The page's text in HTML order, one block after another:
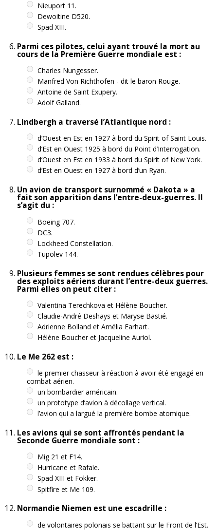
Nieuport 11.
Dewoitine D520.
Spad XIII.
Parmi ces pilotes, celui ayant trouvé la mort au
cours de la Première Guerre mondiale est :
Charles Nungesser.
Manfred Von Richthofen - dit le baron Rouge.
Antoine de Saint Exupery.
Adolf Galland.
Lindbergh a traversé l’Atlantique nord :
d’Ouest en Est en 1927 à bord du Spirit of Saint Louis.
d’Est en Ouest 1925 à bord du Point d’Interrogation.
d’Ouest en Est en 1933 à bord du Spirit of New York.
d’Est en Ouest en 1927 à bord d’un Ryan.
Un avion de transport surnommé « Dakota » a
fait son apparition dans l’entre-deux-guerres. Il
s’agit du :
Boeing 707.
DC3.
Lockheed Constellation.
Tupolev 144.
Plusieurs femmes se sont rendues célèbres pour
des exploits aériens durant l’entre-deux guerres.
Parmi elles on peut citer :
Valentina Terechkova et Hélène Boucher.
Claudie-André Deshays et Maryse Bastié.
Adrienne Bolland et Amélia Earhart.
Hélène Boucher et Jacqueline Auriol.
Le Me 262 est :
le premier chasseur à réaction à avoir été engagé en
combat aérien.
un bombardier américain.
un prototype d’avion à décollage vertical.
l’avion qui a largué la première bombe atomique.
Les avions qui se sont affrontés pendant la
Seconde Guerre mondiale sont :
Mig 21 et F14.
Hurricane et Rafale.
Spad XIII et Fokker.
Spitfire et Me 109.
Normandie Niemen est une escadrille :
de volontaires polonais se battant sur le Front de l’Est.